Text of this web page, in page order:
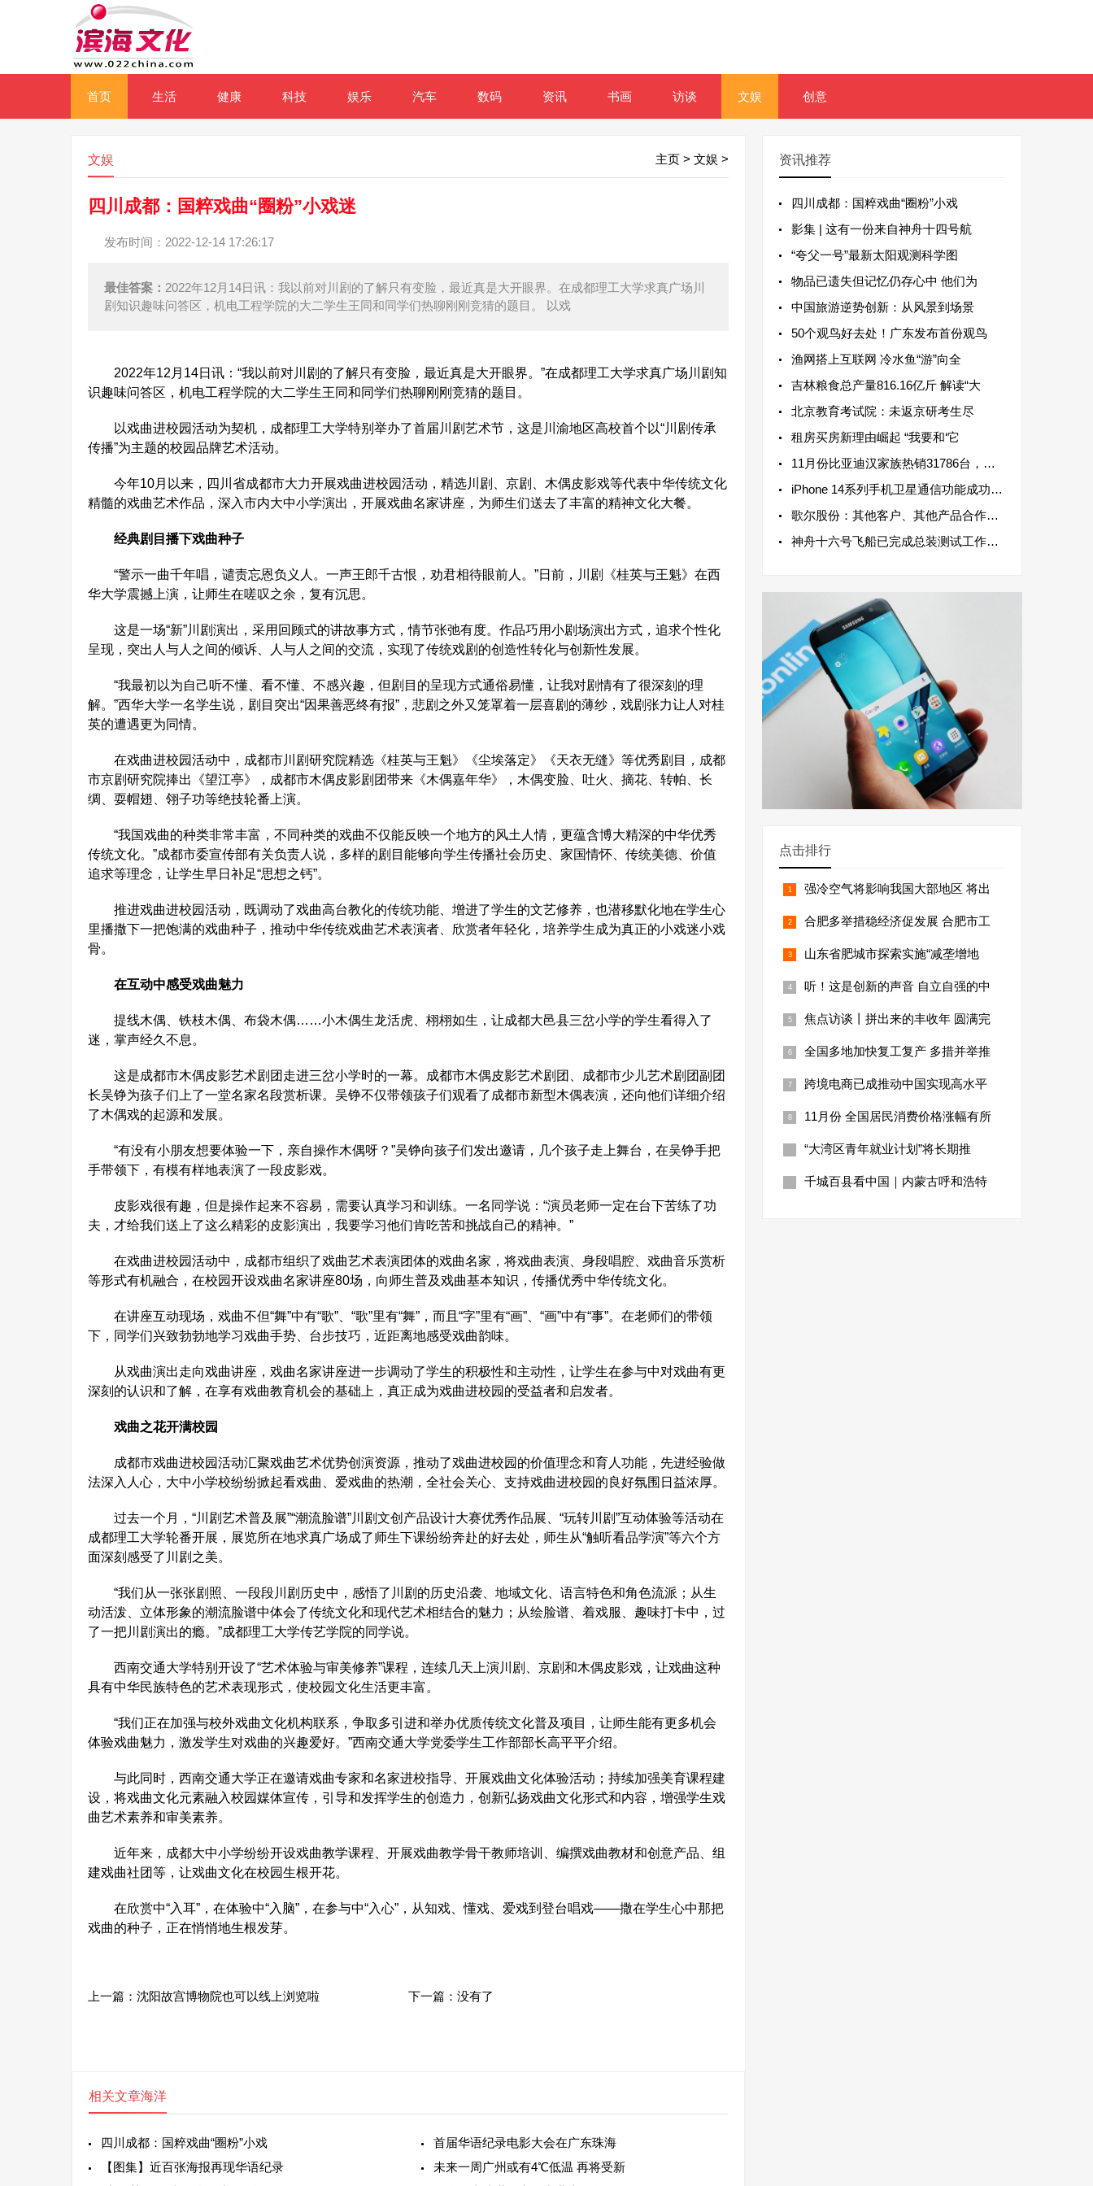
首页 生活 健康 科技 娱乐 汽车 数码 资讯 书画 访谈 文娱 创意
主页 > 文娱 >
文娱
四川成都：国粹戏曲“圈粉”小戏迷
发布时间：2022-12-14 17:26:17
最佳答案： 2022年12月14日讯：我以前对川剧的了解只有变脸，最近真是大开眼界。在成都理工大学求真广场川
剧知识趣味问答区，机电工程学院的大二学生王同和同学们热聊刚刚竞猜的题目。 以戏
2022年12月14日讯：“我以前对川剧的了解只有变脸，最近真是大开眼界。”在成都理工大学求真广场川剧知
识趣味问答区，机电工程学院的大二学生王同和同学们热聊刚刚竞猜的题目。
以戏曲进校园活动为契机，成都理工大学特别举办了首届川剧艺术节，这是川渝地区高校首个以“川剧传承
传播”为主题的校园品牌艺术活动。
今年10月以来，四川省成都市大力开展戏曲进校园活动，精选川剧、京剧、木偶皮影戏等代表中华传统文化
精髓的戏曲艺术作品，深入市内大中小学演出，开展戏曲名家讲座，为师生们送去了丰富的精神文化大餐。
经典剧目播下戏曲种子
“警示一曲千年唱，谴责忘恩负义人。一声王郎千古恨，劝君相待眼前人。”日前，川剧《桂英与王魁》在西
华大学震撼上演，让师生在嗟叹之余，复有沉思。
这是一场“新”川剧演出，采用回顾式的讲故事方式，情节张弛有度。作品巧用小剧场演出方式，追求个性化
呈现，突出人与人之间的倾诉、人与人之间的交流，实现了传统戏剧的创造性转化与创新性发展。
“我最初以为自己听不懂、看不懂、不感兴趣，但剧目的呈现方式通俗易懂，让我对剧情有了很深刻的理
解。”西华大学一名学生说，剧目突出“因果善恶终有报”，悲剧之外又笼罩着一层喜剧的薄纱，戏剧张力让人对桂
英的遭遇更为同情。
在戏曲进校园活动中，成都市川剧研究院精选《桂英与王魁》《尘埃落定》《天衣无缝》等优秀剧目，成都
市京剧研究院捧出《望江亭》，成都市木偶皮影剧团带来《木偶嘉年华》，木偶变脸、吐火、摘花、转帕、长
绸、耍帽翅、翎子功等绝技轮番上演。
“我国戏曲的种类非常丰富，不同种类的戏曲不仅能反映一个地方的风土人情，更蕴含博大精深的中华优秀
传统文化。”成都市委宣传部有关负责人说，多样的剧目能够向学生传播社会历史、家国情怀、传统美德、价值
追求等理念，让学生早日补足“思想之钙”。
推进戏曲进校园活动，既调动了戏曲高台教化的传统功能、增进了学生的文艺修养，也潜移默化地在学生心
里播撒下一把饱满的戏曲种子，推动中华传统戏曲艺术表演者、欣赏者年轻化，培养学生成为真正的小戏迷小戏
骨。
在互动中感受戏曲魅力
提线木偶、铁枝木偶、布袋木偶……小木偶生龙活虎、栩栩如生，让成都大邑县三岔小学的学生看得入了
迷，掌声经久不息。
这是成都市木偶皮影艺术剧团走进三岔小学时的一幕。成都市木偶皮影艺术剧团、成都市少儿艺术剧团副团
长吴铮为孩子们上了一堂名家名段赏析课。吴铮不仅带领孩子们观看了成都市新型木偶表演，还向他们详细介绍
了木偶戏的起源和发展。
“有没有小朋友想要体验一下，亲自操作木偶呀？”吴铮向孩子们发出邀请，几个孩子走上舞台，在吴铮手把
手带领下，有模有样地表演了一段皮影戏。
皮影戏很有趣，但是操作起来不容易，需要认真学习和训练。一名同学说：“演员老师一定在台下苦练了功
夫，才给我们送上了这么精彩的皮影演出，我要学习他们肯吃苦和挑战自己的精神。”
在戏曲进校园活动中，成都市组织了戏曲艺术表演团体的戏曲名家，将戏曲表演、身段唱腔、戏曲音乐赏析
等形式有机融合，在校园开设戏曲名家讲座80场，向师生普及戏曲基本知识，传播优秀中华传统文化。
在讲座互动现场，戏曲不但“舞”中有“歌”、“歌”里有“舞”，而且“字”里有“画”、“画”中有“事”。在老师们的带领
下，同学们兴致勃勃地学习戏曲手势、台步技巧，近距离地感受戏曲韵味。
从戏曲演出走向戏曲讲座，戏曲名家讲座进一步调动了学生的积极性和主动性，让学生在参与中对戏曲有更
深刻的认识和了解，在享有戏曲教育机会的基础上，真正成为戏曲进校园的受益者和启发者。
戏曲之花开满校园
成都市戏曲进校园活动汇聚戏曲艺术优势创演资源，推动了戏曲进校园的价值理念和育人功能，先进经验做
法深入人心，大中小学校纷纷掀起看戏曲、爱戏曲的热潮，全社会关心、支持戏曲进校园的良好氛围日益浓厚。
过去一个月，“川剧艺术普及展”“潮流脸谱”川剧文创产品设计大赛优秀作品展、“玩转川剧”互动体验等活动在
成都理工大学轮番开展，展览所在地求真广场成了师生下课纷纷奔赴的好去处，师生从“触听看品学演”等六个方
面深刻感受了川剧之美。
“我们从一张张剧照、一段段川剧历史中，感悟了川剧的历史沿袭、地域文化、语言特色和角色流派；从生
动活泼、立体形象的潮流脸谱中体会了传统文化和现代艺术相结合的魅力；从绘脸谱、着戏服、趣味打卡中，过
了一把川剧演出的瘾。”成都理工大学传艺学院的同学说。
西南交通大学特别开设了“艺术体验与审美修养”课程，连续几天上演川剧、京剧和木偶皮影戏，让戏曲这种
具有中华民族特色的艺术表现形式，使校园文化生活更丰富。
“我们正在加强与校外戏曲文化机构联系，争取多引进和举办优质传统文化普及项目，让师生能有更多机会
体验戏曲魅力，激发学生对戏曲的兴趣爱好。”西南交通大学党委学生工作部部长高平平介绍。
与此同时，西南交通大学正在邀请戏曲专家和名家进校指导、开展戏曲文化体验活动；持续加强美育课程建
设，将戏曲文化元素融入校园媒体宣传，引导和发挥学生的创造力，创新弘扬戏曲文化形式和内容，增强学生戏
曲艺术素养和审美素养。
近年来，成都大中小学纷纷开设戏曲教学课程、开展戏曲教学骨干教师培训、编撰戏曲教材和创意产品、组
建戏曲社团等，让戏曲文化在校园生根开花。
在欣赏中“入耳”，在体验中“入脑”，在参与中“入心”，从知戏、懂戏、爱戏到登台唱戏——撒在学生心中那把
戏曲的种子，正在悄悄地生根发芽。
上一篇： 沈阳故宫博物院也可以线上浏览啦 下一篇：没有了
相关文章海洋
四川成都：国粹戏曲“圈粉”小戏
首届华语纪录电影大会在广东珠海
【图集】近百张海报再现华语纪录
未来一周广州或有4℃低温 再将受新
资讯推荐
四川成都：国粹戏曲“圈粉”小戏
影集 | 这有一份来自神舟十四号航
“夸父一号”最新太阳观测科学图
物品已遗失但记忆仍存心中 他们为
中国旅游逆势创新：从风景到场景
50个观鸟好去处！广东发布首份观鸟
渔网搭上互联网 冷水鱼“游”向全
吉林粮食总产量816.16亿斤 解读“大
北京教育考试院：未返京研考生尽
租房买房新理由崛起 “我要和‘它
11月份比亚迪汉家族热销31786台，连续三个月销量破3万
iPhone 14系列手机卫星通信功能成功拯救一名iPhone用户
歌尔股份：其他客户、其他产品合作均正常进行
神舟十六号飞船已完成总装测试工作，进入应急救援待命状态
点击排行
强冷空气将影响我国大部地区 将出
合肥多举措稳经济促发展 合肥市工
山东省肥城市探索实施“减垄增地
听！这是创新的声音 自立自强的中
焦点访谈丨拼出来的丰收年 圆满完
全国多地加快复工复产 多措并举推
跨境电商已成推动中国实现高水平
11月份 全国居民消费价格涨幅有所
“大湾区青年就业计划”将长期推
千城百县看中国｜内蒙古呼和浩特